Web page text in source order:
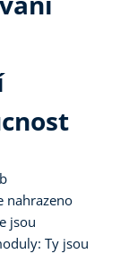
nahrazeno
jsou
Ty jsou